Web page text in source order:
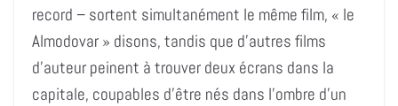
record – sortent simultanément le même film, « le
Almodovar » disons, tandis que d’autres films
d’auteur peinent à trouver deux écrans dans la
capitale, coupables d’être nés dans l’ombre d’un